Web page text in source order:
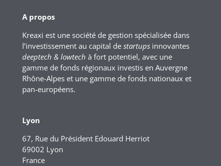
A propos
Kreaxi est une société de gestion spécialisée dans
l’investissement au capital de startupsinnovantes
deeptech & lowtech à fort potentiel, avec une
gamme de fonds régionaux investis en Auvergne
Rhône-Alpes et une gamme de fonds nationaux et
pan-européens.
Lyon
67, Rue du Président Edouard Herriot
69002 Lyon
France